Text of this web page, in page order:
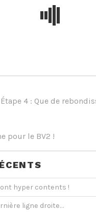
4 : Que de
pour le BV2 !
hyper contents !
ligne droite…